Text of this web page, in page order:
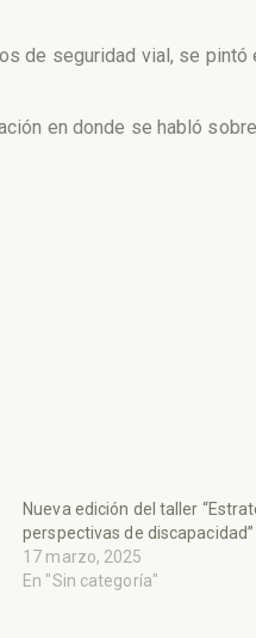
de seguridad vial, se
en donde se habló
Nueva edición del taller
perspectivas de discapacidad”
17 marzo, 2025
En "Sin categoría"